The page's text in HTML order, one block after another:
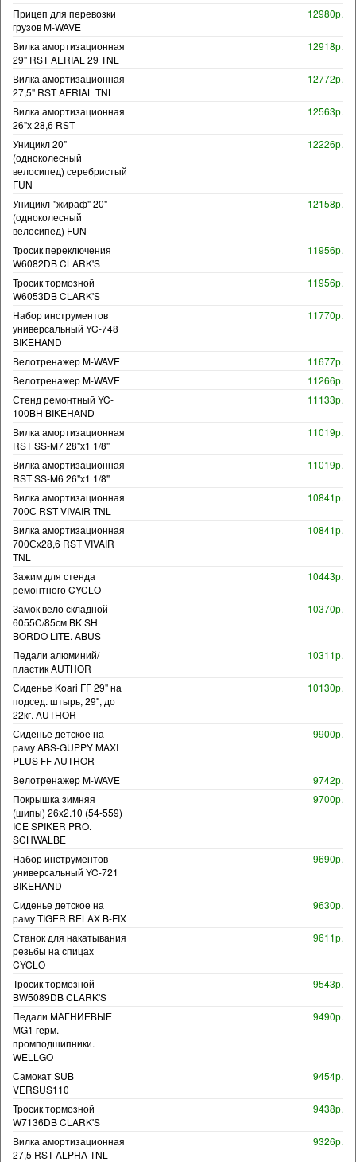
Прицеп для перевозки
грузов M-WAVE
12980р.
Вилка амортизационная
29" RST AERIAL 29 TNL
12918р.
Вилка амортизационная
27,5" RST AERIAL TNL
12772р.
Вилка амортизационная
26"х 28,6 RST
12563р.
Уницикл 20"
(одноколесный
велосипед) серебристый
FUN
12226р.
Уницикл-"жираф" 20"
(одноколесный
велосипед) FUN
12158р.
Тросик переключения
W6082DB CLARK'S
11956р.
Тросик тормозной
W6053DB CLARK'S
11956р.
Набор инструментов
универсальный YC-748
BIKEHAND
11770р.
Велотренажер M-WAVE
11677р.
Велотренажер M-WAVE
11266р.
Стенд ремонтный YC-
100BH BIKEHAND
11133р.
Вилка амортизационная
RST SS-M7 28"х1 1/8"
11019р.
Вилка амортизационная
RST SS-M6 26"х1 1/8"
11019р.
Вилка амортизационная
700С RST VIVAIR TNL
10841р.
Вилка амортизационная
700Сх28,6 RST VIVAIR
TNL
10841р.
Зажим для стенда
ремонтного CYCLO
10443р.
Замок вело складной
6055C/85см BK SH
BORDO LITE. ABUS
10370р.
Педали алюминий/
пластик AUTHOR
10311р.
Сиденье Koari FF 29" на
подсед. штырь, 29", до
22кг. AUTHOR
10130р.
Сиденье детское на
раму ABS-GUPPY MAXI
PLUS FF AUTHOR
9900р.
Велотренажер M-WAVE
9742р.
Покрышка зимняя
(шипы) 26x2.10 (54-559)
ICE SPIKER PRO.
SCHWALBE
9700р.
Набор инструментов
универсальный YC-721
BIKEHAND
9690р.
Сиденье детское на
раму TIGER RELAX B-FIX
9630р.
Станок для накатывания
резьбы на спицах
CYCLO
9611р.
Тросик тормозной
BW5089DB CLARK'S
9543р.
Педали МАГНИЕВЫЕ
MG1 герм.
промподшипники.
WELLGO
9490р.
Самокат SUB
VERSUS110
9454р.
Тросик тормозной
W7136DB CLARK'S
9438р.
Вилка амортизационная
27,5 RST ALPHA TNL
9326р.